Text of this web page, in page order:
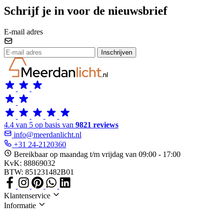
Schrijf je in voor de nieuwsbrief
E-mail adres
Inschrijven
4.4 van 5 op basis van 9821 reviews
info@meerdanlicht.nl
+31 24-2120360
Bereikbaar op maandag t/m vrijdag van 09:00 - 17:00
KvK: 88869032
BTW: 851231482B01
Klantenservice
Informatie